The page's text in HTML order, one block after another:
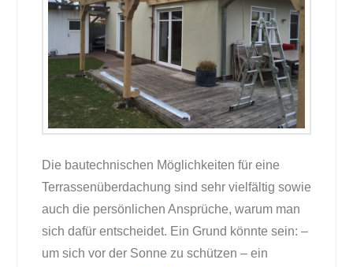
Die bautechnischen Möglichkeiten für eine
Terrassenüberdachung sind sehr vielfältig sowie
auch die persönlichen Ansprüche, warum man
sich dafür entscheidet. Ein Grund könnte sein: –
um sich vor der Sonne zu schützen – ein